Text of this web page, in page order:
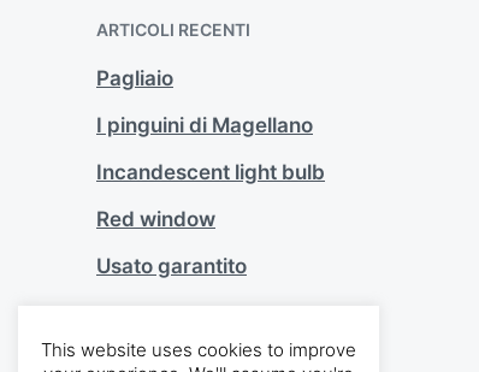
ARTICOLI RECENTI
Pagliaio
I pinguini di Magellano
Incandescent light bulb
Red window
Usato garantito
COMMENTI RECENTI
This website uses cookies to improve